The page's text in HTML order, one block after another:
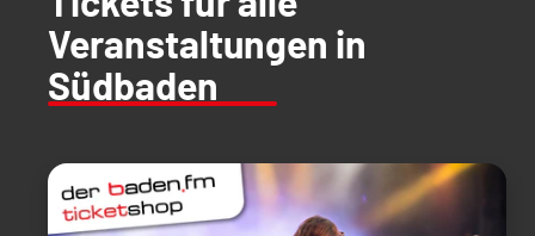
Veranstaltungen in
Südbaden